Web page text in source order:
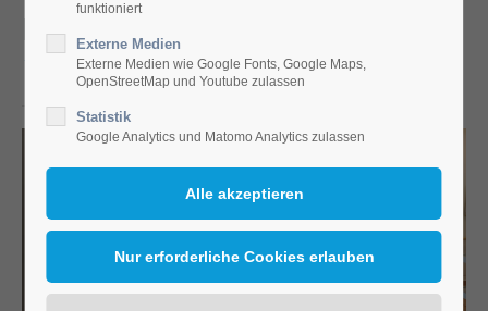
Ein paar Impressionen unserer
1. Mai Feier
funktioniert
Externe Medien
Externe Medien wie Google Fonts, Google Maps,
OpenStreetMap und Youtube zulassen
Statistik
Google Analytics und Matomo Analytics zulassen